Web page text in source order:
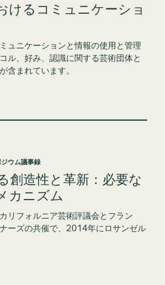
けるコミュニケーショ
ュニケーションと情報の使用と管理
ル、好み、認識に関する芸術団体と
含まれています。
ウム議事録
創造性と革新：必要な
カニズム
リフォルニア芸術評議会とフラン
ーズの共催で、2014年にロサンゼル